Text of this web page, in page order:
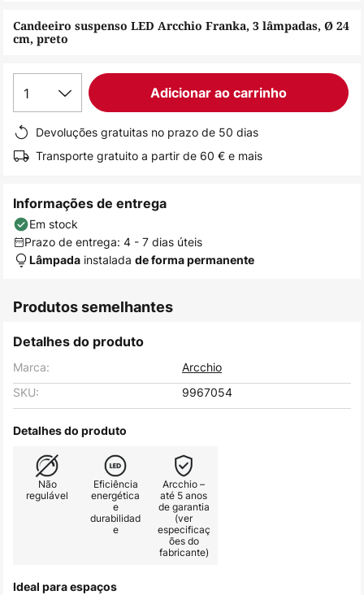
Galeria
de
imagens
Candeeiro suspenso LED Arcchio Franka, 3 lâmpadas, Ø 24
cm, preto
1 Adicionar ao carrinho
Devoluções gratuitas no prazo de 50 dias
Transporte gratuito a partir de 60 € e mais
Informações de entrega
Em stock
Prazo de entrega: 4 - 7 dias úteis
Lâmpada instalada de forma permanente
Produtos semelhantes
Detalhes do produto
Marca:
Arcchio
SKU:
9967054
Detalhes do produto
Não
regulável
Eficiência
energética
e
durabilidad
e
Arcchio –
até 5 anos
de garantia
(ver
especificaç
ões do
fabricante)
Ideal para espaços